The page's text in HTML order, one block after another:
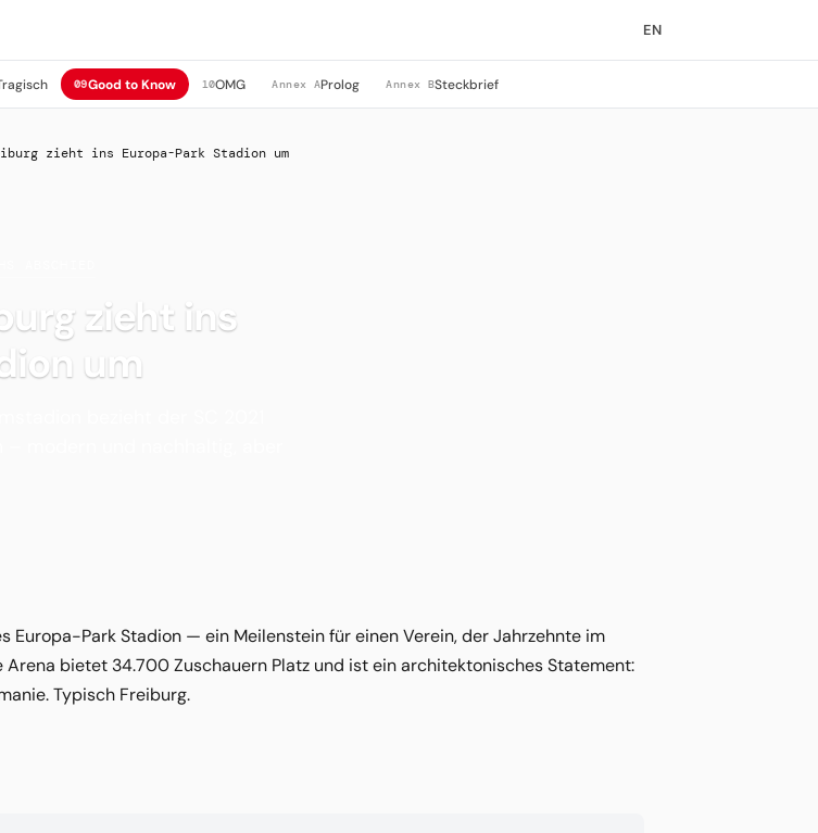
EN
09Good to Know 10OMG Annex AProlog Annex BSteckbrief
zieht ins Europa-Park Stadion um
zieht ins
um
Europa-Park Stadion — ein Meilenstein für einen Verein, der Jahrzehnte im
bietet 34.700 Zuschauern Platz und ist ein architektonisches Statement:
Typisch Freiburg.